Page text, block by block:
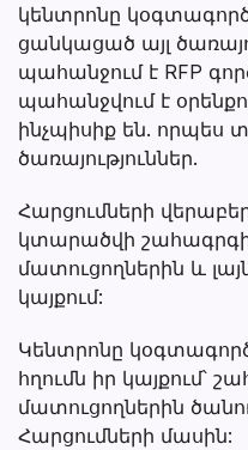
կենտրոնը
ցանկացած այլ
պահանջում է RFP
պահանջվում է
ինչպիսիք են. որպես
ծառայություններ.
Հարցումների
կտարածվի
մատուցողներին և
կայքում:
Կենտրոնը
հղումն իր կայքում՝
մատուցողներին
Հարցումների մասին: